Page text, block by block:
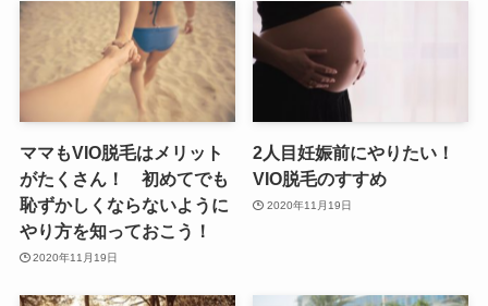
ママもVIO脱毛はメリット
がたくさん！ 初めてでも
恥ずかしくならないように
やり方を知っておこう！
2020年11月19日
2人目妊娠前にやりたい！
VIO脱毛のすすめ
2020年11月19日